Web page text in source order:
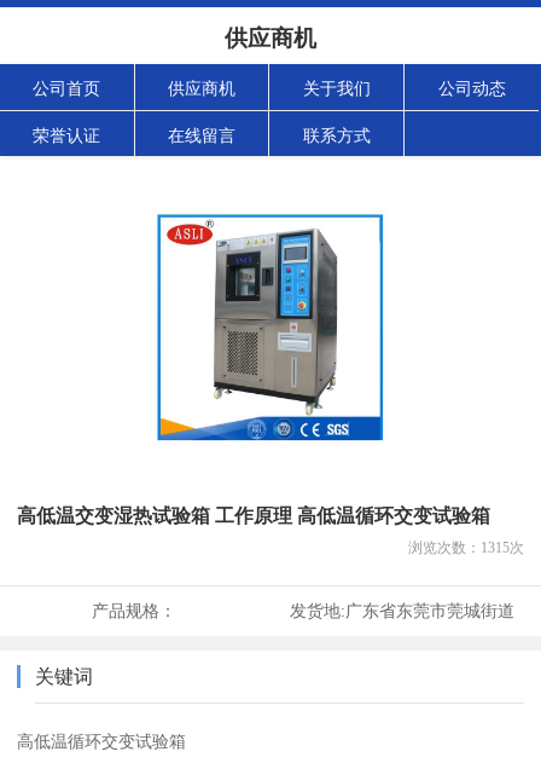
供应商机
公司首页 供应商机 关于我们 公司动态
荣誉认证 在线留言 联系方式
高低温交变湿热试验箱 工作原理 高低温循环交变试验箱
浏览次数： 1315次
产品规格： 发货地:广东省东莞市莞城街道
关键词
高低温循环交变试验箱